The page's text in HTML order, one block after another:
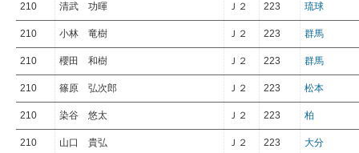
210 清武 功暉 Ｊ２ 223 琉球
210 小林 竜樹 Ｊ２ 223 群馬
210 櫻田 和樹 Ｊ２ 223 群馬
210 篠原 弘次郎 Ｊ２ 223 松本
210 染谷 悠太 Ｊ２ 223 柏
210 山口 貴弘 Ｊ２ 223 大分